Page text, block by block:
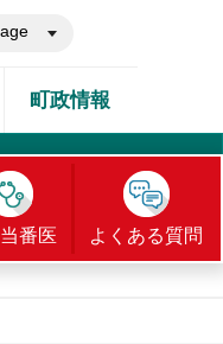
町政情報
番医 よくある質問